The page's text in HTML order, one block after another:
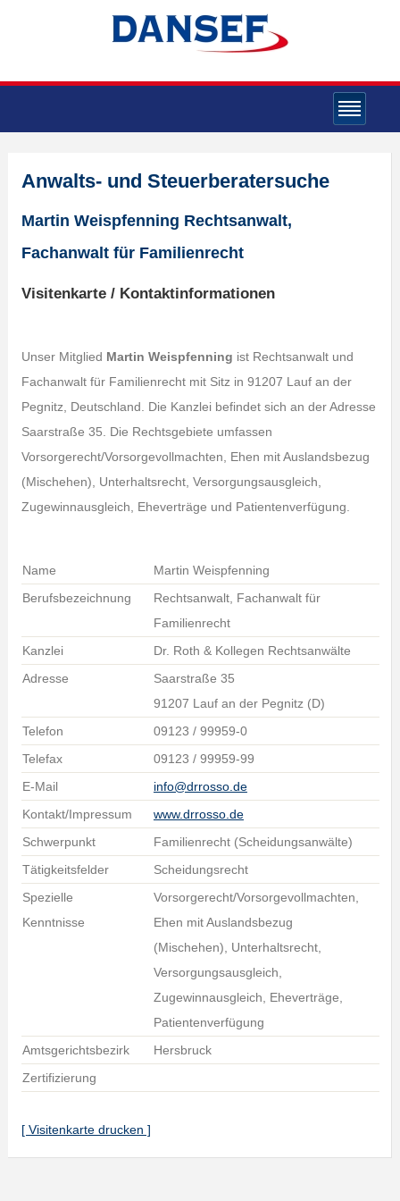
Anwalts- und Steuerberatersuche
Martin Weispfenning Rechtsanwalt,
Fachanwalt für Familienrecht
Visitenkarte / Kontaktinformationen
Unser Mitglied Martin Weispfenning ist Rechtsanwalt und
Fachanwalt für Familienrecht mit Sitz in 91207 Lauf an der
Pegnitz, Deutschland. Die Kanzlei befindet sich an der Adresse
Saarstraße 35. Die Rechtsgebiete umfassen
Vorsorgerecht/Vorsorgevollmachten, Ehen mit Auslandsbezug
(Mischehen), Unterhaltsrecht, Versorgungsausgleich,
Zugewinnausgleich, Eheverträge und Patientenverfügung.
Name
Martin Weispfenning
Berufsbezeichnung
Rechtsanwalt, Fachanwalt für
Familienrecht
Kanzlei
Dr. Roth & Kollegen Rechtsanwälte
Adresse
Saarstraße 35
91207 Lauf an der Pegnitz (D)
Telefon
09123 / 99959-0
Telefax
09123 / 99959-99
E-Mail
info@drrosso.de
Kontakt/Impressum
www.drrosso.de
Schwerpunkt
Familienrecht (Scheidungsanwälte)
Tätigkeitsfelder
Scheidungsrecht
Spezielle
Kenntnisse
Vorsorgerecht/Vorsorgevollmachten,
Ehen mit Auslandsbezug
(Mischehen), Unterhaltsrecht,
Versorgungsausgleich,
Zugewinnausgleich, Eheverträge,
Patientenverfügung
Amtsgerichtsbezirk
Hersbruck
Zertifizierung
[ Visitenkarte drucken ]